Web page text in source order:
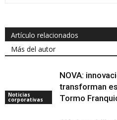
Artículo relacionados
Más del autor
Noticias
corporativas
NOVA:
transforman
Tormo